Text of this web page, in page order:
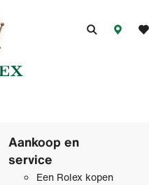
Aankoop en
service
Een Rolex kopen